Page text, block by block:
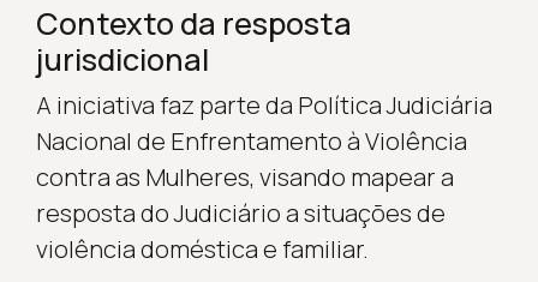
Contexto da resposta
jurisdicional
A iniciativa faz parte da Política Judiciária
Nacional de Enfrentamento à Violência
contra as Mulheres, visando mapear a
resposta do Judiciário a situações de
violência doméstica e familiar.